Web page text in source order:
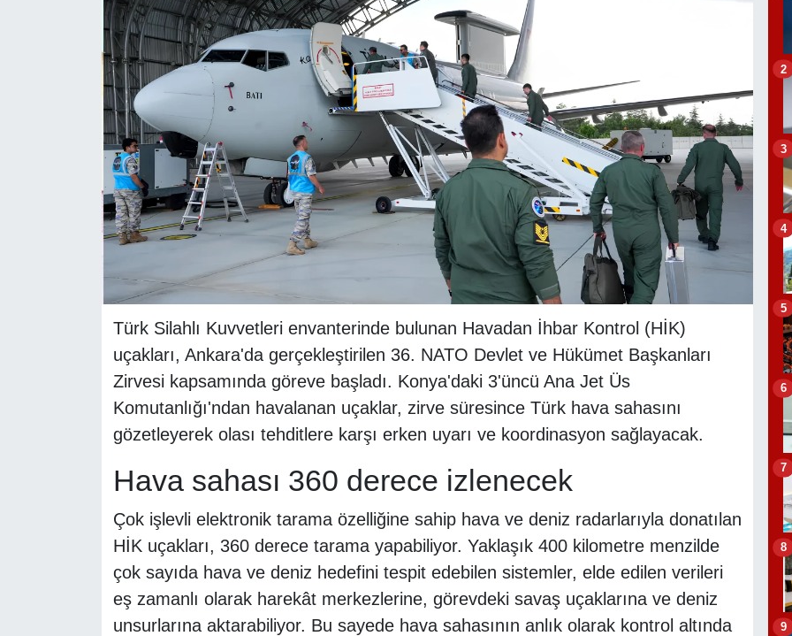
Türk Silahlı Kuvvetleri envanterinde bulunan Havadan İhbar Kontrol (HİK)
uçakları, Ankara'da gerçekleştirilen 36. NATO Devlet ve Hükümet Başkanları
Zirvesi kapsamında göreve başladı. Konya'daki 3'üncü Ana Jet Üs
Komutanlığı'ndan havalanan uçaklar, zirve süresince Türk hava sahasını
gözetleyerek olası tehditlere karşı erken uyarı ve koordinasyon sağlayacak.
Hava sahası 360 derece izlenecek
Çok işlevli elektronik tarama özelliğine sahip hava ve deniz radarlarıyla donatılan
HİK uçakları, 360 derece tarama yapabiliyor. Yaklaşık 400 kilometre menzilde
çok sayıda hava ve deniz hedefini tespit edebilen sistemler, elde edilen verileri
eş zamanlı olarak harekât merkezlerine, görevdeki savaş uçaklarına ve deniz
unsurlarına aktarabiliyor. Bu sayede hava sahasının anlık olarak kontrol altında
2
3
4
5
6
7
8
9